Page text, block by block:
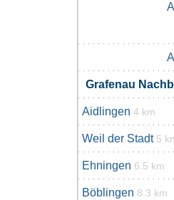
Grafenau
Aidlingen 4 km
Weil der Stadt 5
Ehningen 6.5 km
Böblingen 8.3 km